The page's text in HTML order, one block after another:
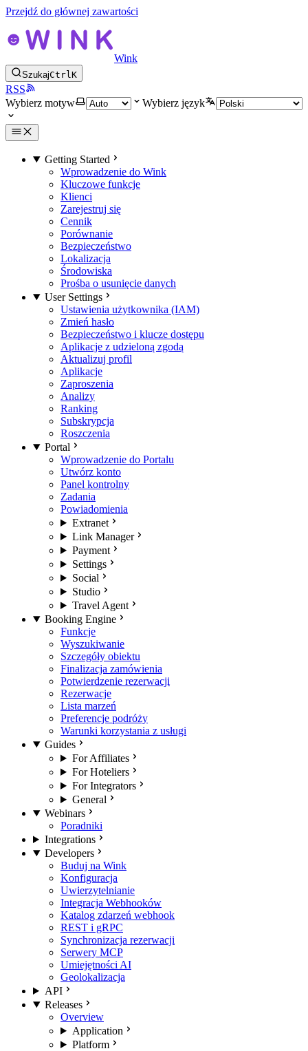
Przejdź do głównej zawartości
Wink
SzukajCtrlK
RSS
Wybierz motyw
Wybierz język
Getting Started
Wprowadzenie do Wink
Kluczowe funkcje
Klienci
Zarejestruj się
Cennik
Porównanie
Bezpieczeństwo
Lokalizacja
Środowiska
Prośba o usunięcie danych
User Settings
Ustawienia użytkownika (IAM)
Zmień hasło
Bezpieczeństwo i klucze dostępu
Aplikacje z udzieloną zgodą
Aktualizuj profil
Aplikacje
Zaproszenia
Analizy
Ranking
Subskrypcja
Roszczenia
Portal
Wprowadzenie do Portalu
Utwórz konto
Panel kontrolny
Zadania
Powiadomienia
Extranet
Link Manager
Payment
Settings
Social
Studio
Travel Agent
Booking Engine
Funkcje
Wyszukiwanie
Szczegóły obiektu
Finalizacja zamówienia
Potwierdzenie rezerwacji
Rezerwacje
Lista marzeń
Preferencje podróży
Warunki korzystania z usługi
Guides
For Affiliates
For Hoteliers
For Integrators
General
Webinars
Poradniki
Integrations
Developers
Buduj na Wink
Konfiguracja
Uwierzytelnianie
Integracja Webhooków
Katalog zdarzeń webhook
REST i gRPC
Synchronizacja rezerwacji
Serwery MCP
Umiejętności AI
Geolokalizacja
API
Releases
Overview
Application
Platform